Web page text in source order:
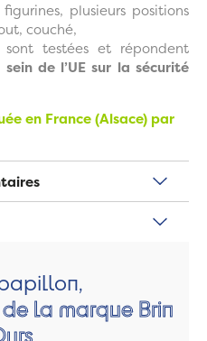
plusieurs positions
couché,
sont testées et répondent
de l’UE sur la sécurité
en France (Alsace) par
la marque Brin